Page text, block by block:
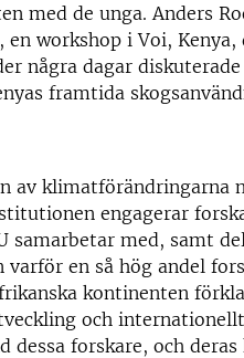
med de unga. Anders
workshop i Voi, Kenya,
några dagar
framtida
av klimatförändringarna
engagerar
samarbetar med, samt
en så hög andel
kontinenten
och
dessa forskare, och